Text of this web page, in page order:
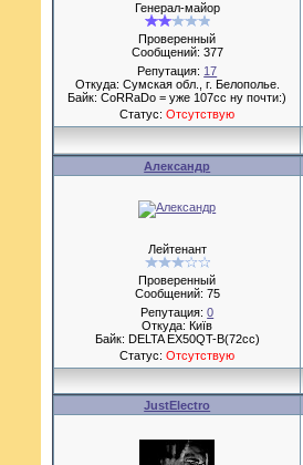
Генерал-майор
Проверенный
Сообщений: 377
Репутация: 17
Откуда: Сумская обл., г. Белополье.
Байк: CoRRaDo = уже 107cc ну почти:)
Статус:Отсутствую
Александр
Лейтенант
Проверенный
Сообщений: 75
Репутация:0
Откуда: Київ
Байк: DELTA EX50QT-B(72сс)
Статус:Отсутствую
JustElectro